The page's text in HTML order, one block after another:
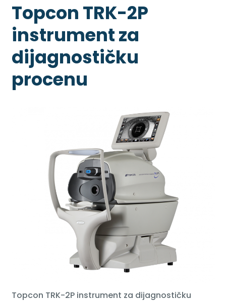
Topcon TRK-2P
instrument za
dijagnostičku
procenu
Topcon TRK-2P instrument za dijagnostičku